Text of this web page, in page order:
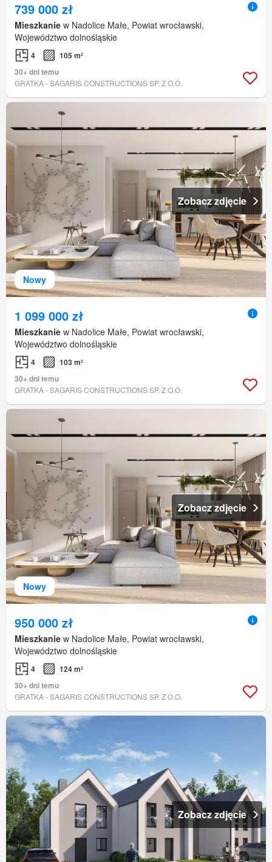
739 000 zł
Mieszkanie w Nadolice Małe, Powiat wrocławski,
Województwo dolnośląskie
4
105 m²
30+ dni temu
GRATKA - SAGARIS CONSTRUCTIONS SP. Z O.O.
Nowy
Zobacz zdjęcie
1 099 000 zł
Mieszkanie w Nadolice Małe, Powiat wrocławski,
Województwo dolnośląskie
4
103 m²
30+ dni temu
GRATKA - SAGARIS CONSTRUCTIONS SP. Z O.O.
Nowy
Zobacz zdjęcie
950 000 zł
Mieszkanie w Nadolice Małe, Powiat wrocławski,
Województwo dolnośląskie
4
124 m²
30+ dni temu
GRATKA - SAGARIS CONSTRUCTIONS SP. Z O.O.
Zobacz zdjęcie